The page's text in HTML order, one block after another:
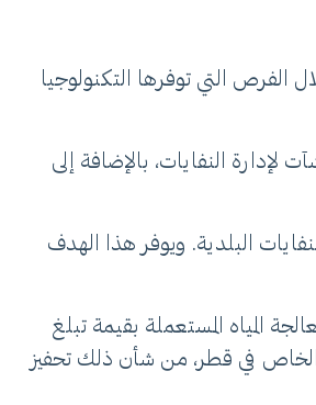
التي توفرها التكنولوجيا
النفايات، بالإضافة إلى
إغلاق المطامر غير الصحية وإعادة تأهيلها، بالإضافة إلى إعادة تدوير 15% من مجمل النفايات البلدية. ويوفر هذا الهدف
المياه المستعملة بقيمة تبلغ
والخاص في قطر، من شأن ذلك تحفيز